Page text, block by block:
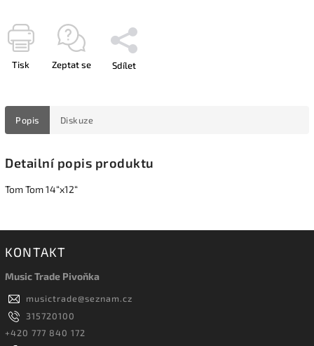
Tisk Zeptat se Sdílet
Popis Diskuze
Detailní popis produktu
Tom Tom 14“x12“
KONTAKT
Music Trade Pivoňka
musictrade@seznam.cz
315720100
+420 777 840 172